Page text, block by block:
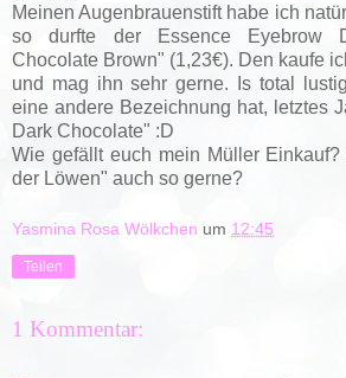
Meinen Augenbrauenstift habe ich
so durfte derEssence Eyebrow
Chocolate Brown" (1,23€). Den kaufe
und mag ihn sehr gerne. Is total
eine andere Bezeichnung hat, letztes
Dark Chocolate" :D
Wie gefällt euch mein Müller
der Löwen" auch so gerne?
Yasmina Rosa Wölkchen um 12:45
Teilen
1 Kommentar: